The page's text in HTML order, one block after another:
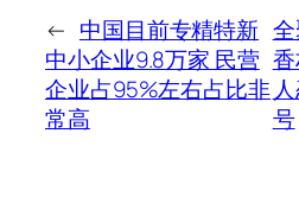
← 中国目前专精特新
中小企业9.8万家 民营
企业占95%左右占比非
常高
号